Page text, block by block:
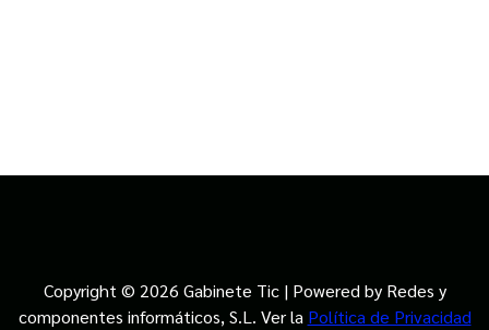
Copyright © 2026 Gabinete Tic | Powered by Redes y
componentes informáticos, S.L. Ver la Política de Privacidad